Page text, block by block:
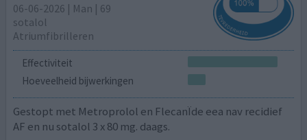
06-06-2026 | Man | 69
sotalol
Atriumfibrilleren
Effectiviteit
Hoeveelheid bijwerkingen
Gestopt met Metroprolol en FlecanÏde eea nav recidief
AF en nu sotalol 3 x 80 mg. daags.